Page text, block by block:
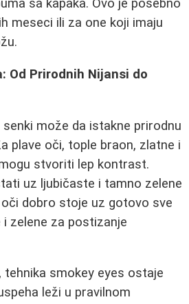
sa kapaka. Ovo je posebno
meseci ili za one koji imaju
Od Prirodnih Nijansi do
može da istakne prirodnu
plave oči, tople braon, zlatne i
stvoriti lep kontrast.
uz ljubičaste i tamno zelene
dobro stoje uz gotovo sve
i zelene za postizanje
tehnika smokey eyes ostaje
leži u pravilnom